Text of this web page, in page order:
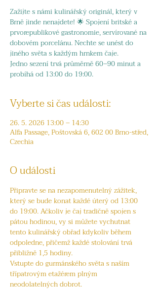
Zažijte s námi kulinářský originál, který v
Brně jinde nenajdete! 🌟 Spojení britské a
prvorepublikové gastronomie, servírované na
dobovém porcelánu. Nechte se unést do
jiného světa s každým hrnkem čaje.
Jedno sezení trvá průměrně 60–90 minut a
probíhá od 13:00 do 19:00.
Vyberte si čas události:
26. 5. 2026 13:00 – 14:30
Alfa Passage, Poštovská 6, 602 00 Brno-střed,
Czechia
O události
Připravte se na nezapomenutelný zážitek,
který se bude konat každé úterý od 13:00
do 19:00. Ačkoliv je čaj tradičně spojen s
pátou hodinou, vy si můžete vychutnat
tento kulinářský obřad kdykoliv během
odpoledne, přičemž každé stolování trvá
přibližně 1,5 hodiny.
Vstupte do gurmánského světa s naším
třípatrovým etažérem plným
neodolatelných dobrot.